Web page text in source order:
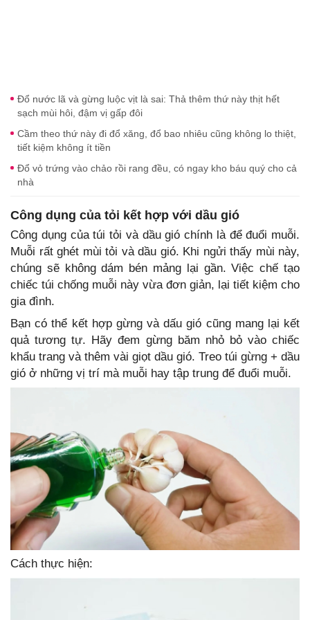
Đổ nước lã và gừng luộc vịt là sai: Thả thêm thứ này thịt hết
sạch mùi hôi, đậm vị gấp đôi
Cầm theo thứ này đi đổ xăng, đổ bao nhiêu cũng không lo thiệt,
tiết kiệm không ít tiền
Đổ vỏ trứng vào chảo rồi rang đều, có ngay kho báu quý cho cả
nhà
Công dụng của tỏi kết hợp với dầu gió
Công dụng của túi tỏi và dầu gió chính là để đuổi muỗi.
Muỗi rất ghét mùi tỏi và dầu gió. Khi ngửi thấy mùi này,
chúng sẽ không dám bén mảng lại gần. Việc chế tạo
chiếc túi chống muỗi này vừa đơn giản, lại tiết kiệm cho
gia đình.
Bạn có thể kết hợp gừng và dấu gió cũng mang lại kết
quả tương tự. Hãy đem gừng băm nhỏ bỏ vào chiếc
khẩu trang và thêm vài giọt dầu gió. Treo túi gừng + dầu
gió ở những vị trí mà muỗi hay tập trung để đuổi muỗi.
Cách thực hiện: